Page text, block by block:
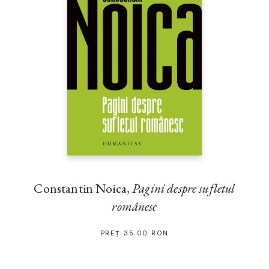
Constantin Noica,Pagini despre sufletul
românesc
PREȚ 35.00 RON